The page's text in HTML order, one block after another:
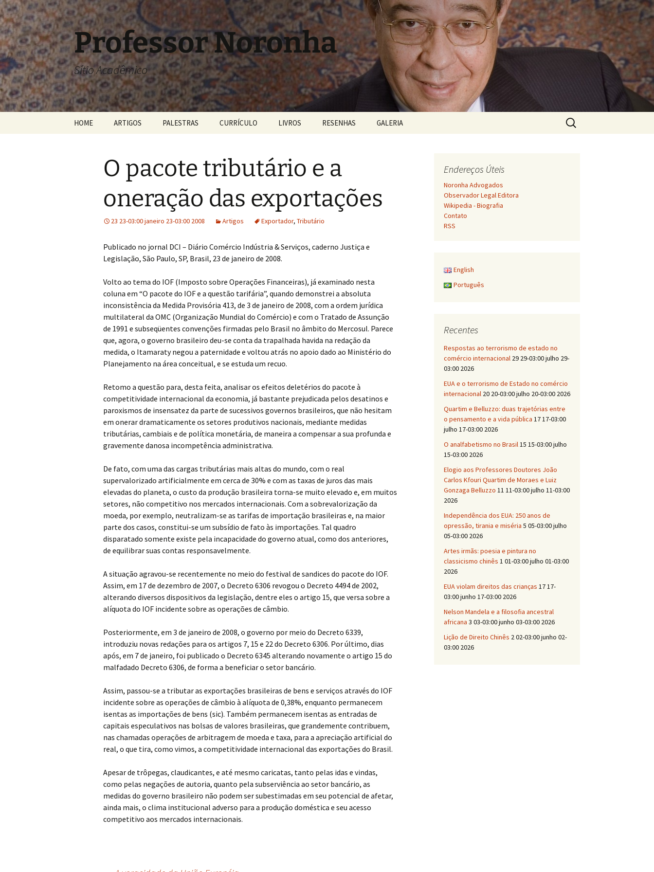
Pular
para
o
conteúdo
Professor Noronha
Sítio Acadêmico
HOME ARTIGOS PALESTRAS CURRÍCULO LIVROS RESENHAS GALERIA
Pesquisar
por:
O pacote tributário e a
oneração das exportações
23 23-03:00 janeiro 23-03:00 2008 Artigos Exportador, Tributário
Publicado no jornal DCI – Diário Comércio Indústria & Serviços, caderno Justiça e
Legislação, São Paulo, SP, Brasil, 23 de janeiro de 2008.
Volto ao tema do IOF (Imposto sobre Operações Financeiras), já examinado nesta
coluna em “O pacote do IOF e a questão tarifária”, quando demonstrei a absoluta
inconsistência da Medida Provisória 413, de 3 de janeiro de 2008, com a ordem jurídica
multilateral da OMC (Organização Mundial do Comércio) e com o Tratado de Assunção
de 1991 e subseqüentes convenções firmadas pelo Brasil no âmbito do Mercosul. Parece
que, agora, o governo brasileiro deu-se conta da trapalhada havida na redação da
medida, o Itamaraty negou a paternidade e voltou atrás no apoio dado ao Ministério do
Planejamento na área conceitual, e se estuda um recuo.
Retomo a questão para, desta feita, analisar os efeitos deletérios do pacote à
competitividade internacional da economia, já bastante prejudicada pelos desatinos e
paroxismos de insensatez da parte de sucessivos governos brasileiros, que não hesitam
em onerar dramaticamente os setores produtivos nacionais, mediante medidas
tributárias, cambiais e de política monetária, de maneira a compensar a sua profunda e
gravemente danosa incompetência administrativa.
De fato, com uma das cargas tributárias mais altas do mundo, com o real
supervalorizado artificialmente em cerca de 30% e com as taxas de juros das mais
elevadas do planeta, o custo da produção brasileira torna-se muito elevado e, em muitos
setores, não competitivo nos mercados internacionais. Com a sobrevalorização da
moeda, por exemplo, neutralizam-se as tarifas de importação brasileiras e, na maior
parte dos casos, constitui-se um subsídio de fato às importações. Tal quadro
disparatado somente existe pela incapacidade do governo atual, como dos anteriores,
de equilibrar suas contas responsavelmente.
A situação agravou-se recentemente no meio do festival de sandices do pacote do IOF.
Assim, em 17 de dezembro de 2007, o Decreto 6306 revogou o Decreto 4494 de 2002,
alterando diversos dispositivos da legislação, dentre eles o artigo 15, que versa sobre a
alíquota do IOF incidente sobre as operações de câmbio.
Posteriormente, em 3 de janeiro de 2008, o governo por meio do Decreto 6339,
introduziu novas redações para os artigos 7, 15 e 22 do Decreto 6306. Por último, dias
após, em 7 de janeiro, foi publicado o Decreto 6345 alterando novamente o artigo 15 do
malfadado Decreto 6306, de forma a beneficiar o setor bancário.
Assim, passou-se a tributar as exportações brasileiras de bens e serviços através do IOF
incidente sobre as operações de câmbio à alíquota de 0,38%, enquanto permanecem
isentas as importações de bens (sic). Também permanecem isentas as entradas de
capitais especulativos nas bolsas de valores brasileiras, que grandemente contribuem,
nas chamadas operações de arbitragem de moeda e taxa, para a apreciação artificial do
real, o que tira, como vimos, a competitividade internacional das exportações do Brasil.
Apesar de trôpegas, claudicantes, e até mesmo caricatas, tanto pelas idas e vindas,
como pelas negações de autoria, quanto pela subserviência ao setor bancário, as
medidas do governo brasileiro não podem ser subestimadas em seu potencial de afetar,
ainda mais, o clima institucional adverso para a produção doméstica e seu acesso
competitivo aos mercados internacionais.
Endereços Úteis
Noronha Advogados
Observador Legal Editora
Wikipedia - Biografia
Contato
RSS
English
Português
Recentes
Respostas ao terrorismo de estado no
comércio internacional 29 29-03:00 julho 29-
03:00 2026
EUA e o terrorismo de Estado no comércio
internacional 20 20-03:00 julho 20-03:00 2026
Quartim e Belluzzo: duas trajetórias entre
o pensamento e a vida pública 17 17-03:00
julho 17-03:00 2026
O analfabetismo no Brasil15 15-03:00 julho
15-03:00 2026
Elogio aos Professores Doutores João
Carlos Kfouri Quartim de Moraes e Luiz
Gonzaga Belluzzo 11 11-03:00 julho 11-03:00
2026
Independência dos EUA: 250 anos de
opressão, tirania e miséria 5 05-03:00 julho
05-03:00 2026
Artes irmãs: poesia e pintura no
classicismo chinês 1 01-03:00 julho 01-03:00
2026
EUA violam direitos das crianças 17 17-
03:00 junho 17-03:00 2026
Nelson Mandela e a filosofia ancestral
africana 3 03-03:00 junho 03-03:00 2026
Lição de Direito Chinês 2 02-03:00 junho 02-
03:00 2026